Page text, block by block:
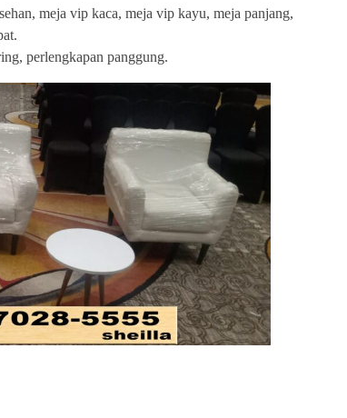
meja vip kaca, meja vip kayu, meja panjang,
perlengkapan panggung.